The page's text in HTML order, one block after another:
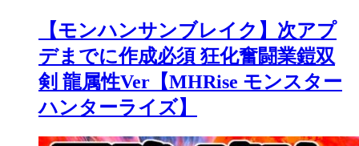
【モンハンサンブレイク】次アプ
デまでに作成必須 狂化奮闘業鎧双
剣 龍属性Ver【MHRise モンスター
ハンターライズ】